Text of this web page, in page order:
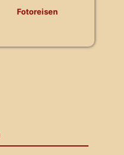
Fotoreisen